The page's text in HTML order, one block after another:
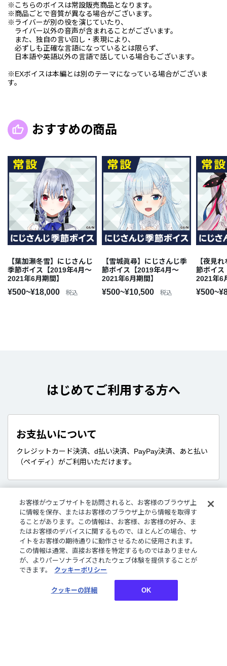
※こちらのボイスは常設販売商品となります。
※商品ごとで音質が異なる場合がございます。
※ライバーが別の役を演じていたり、
ライバー以外の音声が含まれることがございます。
また、独自の言い回し・表現により、
必ずしも正確な言語になっているとは限らず、
日本語や英語以外の言語で話している場合もございます。
※EXボイスは本編とは別のテーマになっている場合がございま
す。
おすすめの商品
【葉加瀬冬雪】にじさんじ
季節ボイス【2019年4月～
2021年6月期間】
¥500~¥18,000 税込
【雪城眞尋】にじさんじ季
節ボイス【2019年4月～
2021年6月期間】
¥500~¥10,500 税込
【夜見
節ボイス
2021年6
はじめてご利用する方へ
お支払いについて
クレジットカード決済、d払い決済、PayPay決済、あと払い
（ペイディ）がご利用いただけます。
販売商品について
デジタルグッズはダウンロード商品です。
さまざまな企画やコンセプトに沿ったライバーたちのボイ
ス、特典壁紙をご購入いただけます。
お買い物についてご案内しております。詳しくはご利用ガ
イドをご確認ください。
お客様がウェブサイトを訪問されると、お客様のブラウザ上
に情報を保存、またはお客様のブラウザ上から情報を取得す
ることがあります。この情報は、お客様、お客様の好み、ま
たはお客様のデバイスに関するもので、ほとんどの場合、サ
イトをお客様の期待通りに動作させるために使用されます。
この情報は通常、直接お客様を特定するものではありません
が、よりパーソナライズされたウェブ体験を提供することが
できます。
クッキーポリシー
クッキーの詳細 OK